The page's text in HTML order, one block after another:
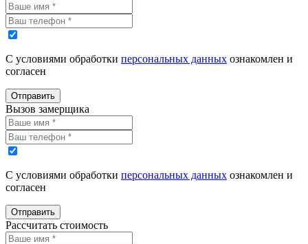
С условиями обработки персональных данных ознакомлен и
согласен
Отправить
Вызов замерщика
С условиями обработки персональных данных ознакомлен и
согласен
Отправить
Рассчитать стоимость